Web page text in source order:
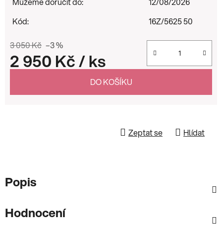
Kód:
16Z/5625 50
3 050 Kč –3 %
2 950 Kč/ ks
DO KOŠÍKU
Zeptat se Hlídat
Popis
Hodnocení